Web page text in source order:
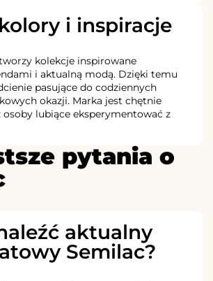
i inspiracje
kolekcje inspirowane
i aktualną modą. Dzięki temu
pasujące do codziennych
okazji. Marka jest chętnie
osoby lubiące eksperymentować z
pytania o
aktualny
Semilac?